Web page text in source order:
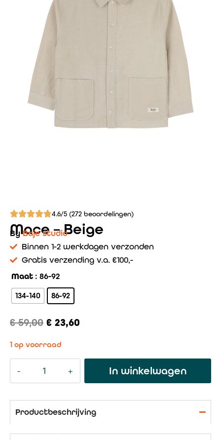
4.6/5 (272 beoordelingen)
Mace – Beige
ByBaje Studio
Binnen 1-2 werkdagen verzonden
Gratis verzending v.a. €100,-
Maat : 86-92
134-140 86-92
€59,00 € 23,60
1 op voorraad
In winkelwagen
Productbeschrijving